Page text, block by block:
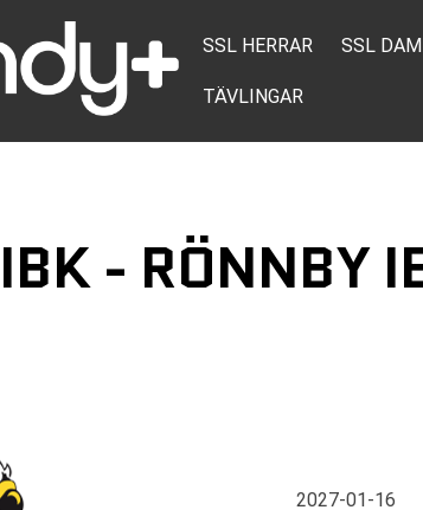
SSL HERRAR SSL
TÄVLINGAR
- RÖNNBY
2027-01-16